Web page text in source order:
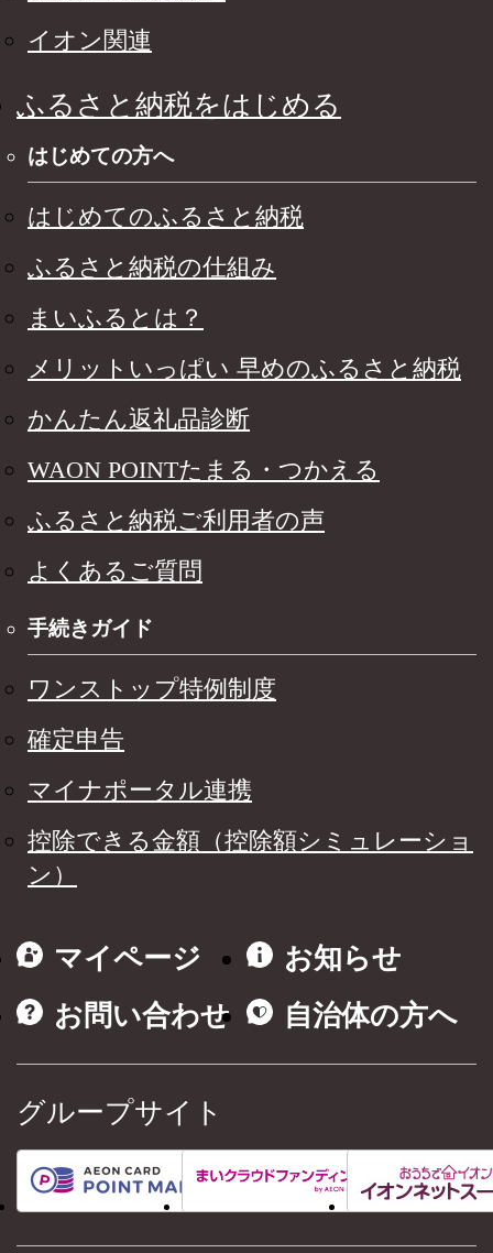
イオン関連
ふるさと納税をはじめる
はじめての方へ
はじめてのふるさと納税
ふるさと納税の仕組み
まいふるとは？
メリットいっぱい 早めのふるさと納税
かんたん返礼品診断
WAON POINTたまる・つかえる
ふるさと納税ご利用者の声
よくあるご質問
手続きガイド
ワンストップ特例制度
確定申告
マイナポータル連携
控除できる金額（控除額シミュレーショ
ン）
マイページ
お知らせ
お問い合わせ
自治体の方へ
グループサイト